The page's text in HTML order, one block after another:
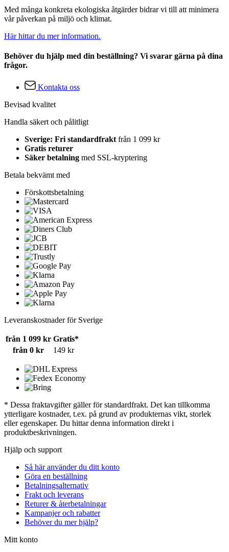
Med många konkreta ekologiska åtgärder bidrar vi till att minimera
vår påverkan på miljö och klimat.
Här hittar du mer information.
Behöver du hjälp med din beställning? Vi svarar gärna på dina
frågor.
Kontakta oss
Bevisad kvalitet
Handla säkert och pålitligt
Sverige: Fri standardfrakt från 1 099 kr
Gratis returer
Säker betalning med SSL-kryptering
Betala bekvämt med
Förskottsbetalning
Leveranskostnader för Sverige
från 1 099 kr Gratis*
från 0 kr
149 kr
* Dessa fraktavgifter gäller för standardfrakt. Det kan tillkomma
ytterligare kostnader, t.ex. på grund av produkternas vikt, storlek
eller egenskaper. Du hittar denna information direkt i
produktbeskrivningen.
Hjälp och support
Så här använder du ditt konto
Göra en beställning
Betalningsalternativ
Frakt och leverans
Returer & återbetalningar
Kampanjer och rabatter
Behöver du mer hjälp?
Mitt konto